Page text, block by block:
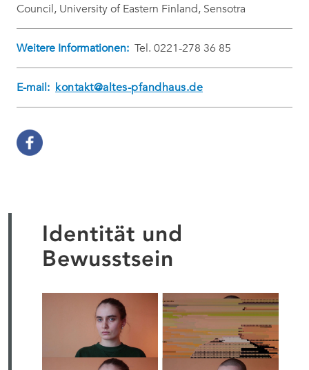
Council, University of Eastern Finland, Sensotra
Weitere Informationen: Tel. 0221-278 36 85
E-mail: kontakt@altes-pfandhaus.de
Identität und
Bewusstsein